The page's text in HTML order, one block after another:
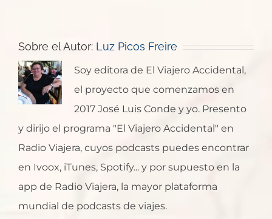
Sobre el Autor: Luz Picos Freire
Soy editora de El Viajero Accidental,
el proyecto que comenzamos en
2017 José Luis Conde y yo. Presento
y dirijo el programa "El Viajero Accidental" en
Radio Viajera, cuyos podcasts puedes encontrar
en Ivoox, iTunes, Spotify... y por supuesto en la
app de Radio Viajera, la mayor plataforma
mundial de podcasts de viajes.